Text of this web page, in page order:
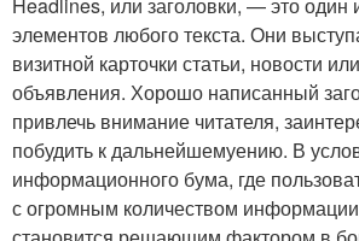
элементов любого текста. Они
визитной карточки статьи, новости
объявления. Хорошо написанный
привлечь внимание читателя,
побудить к дальнейшемуению. В
информационного бума, где
с огромным количеством